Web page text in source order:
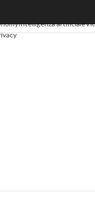
Intelligenza artificiale